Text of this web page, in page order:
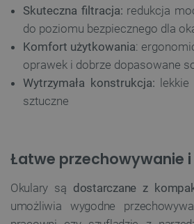
Skuteczna filtracja: redukcja
do poziomu bezpiecznego dla
Komfort użytkowania:
oprawek i dobrze dopasowane
Wytrzymała konstrukcja:
sztuczne
Łatwe przechowywanie
Okulary są dostarczane z
umożliwia wygodne